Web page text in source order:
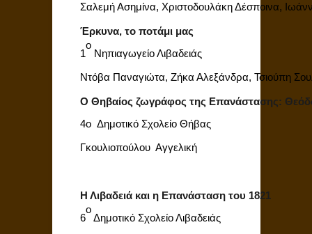
Σαλεμή Ασημίνα, Χριστοδουλάκη Δέσποινα,
Έρκυνα, το ποτάμι μας
1
ο
Νηπιαγωγείο Λιβαδειάς
Ντόβα Παναγιώτα, Ζήκα Αλεξάνδρα, Τσιούπη
Ο Θηβαίος ζωγράφος της Επανάστασης:
4ο Δημοτικό Σχολείο Θήβας
Γκουλιοπούλου Αγγελική
Η Λιβαδειά και η Επανάσταση του 1821
6
ο
Δημοτικό Σχολείο Λιβαδειάς